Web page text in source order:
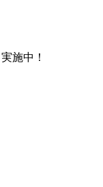
施中！